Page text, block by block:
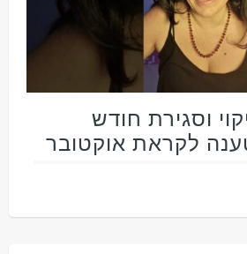
וסגירת חודש
לקראת אוקטובר